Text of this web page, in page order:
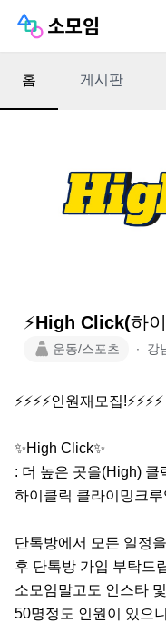
홈 게시판
⚡️High Click(하
운동/스포츠 ∙ 강
⚡️⚡️⚡️⚡️인원재모집!⚡️⚡️⚡️⚡️
✨High Click✨
: 더 높은 곳을(High)
하이클릭 클라이밍크
단톡방에서 모든 일정
후 단톡방 가입 부탁드
소모임말고도 인스타
50명정도 인원이 있으